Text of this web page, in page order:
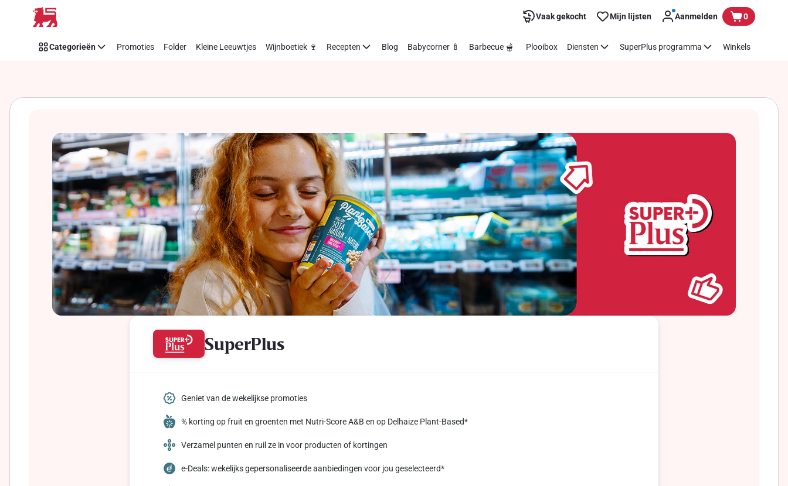
Overslaan Vaak gekocht Mijn lijsten Aanmelden 0
Categorieën Promoties Folder Kleine Leeuwtjes Wijnboetiek 🍷 Recepten Blog Babycorner 🍼 Barbecue 🫕 Plooibox Diensten SuperPlus programma Winkels
SuperPlus
Geniet van de wekelijkse promoties
% korting op fruit en groenten met Nutri-Score A&B en op Delhaize Plant-Based*
Verzamel punten en ruil ze in voor producten of kortingen
e-Deals: wekelijks gepersonaliseerde aanbiedingen voor jou geselecteerd*